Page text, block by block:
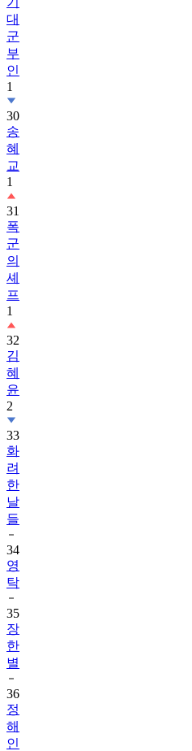
대
군
부
인
1
30
송
혜
교
1
31
폭
군
의
셰
프
1
32
김
혜
윤
2
33
화
려
한
날
들
34
영
탁
35
장
한
별
36
정
해
인